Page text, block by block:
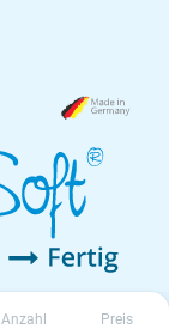
Anzahl Preis